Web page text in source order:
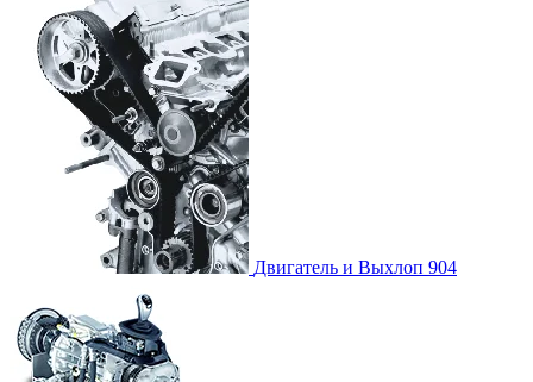
Двигатель и Выхлоп 904